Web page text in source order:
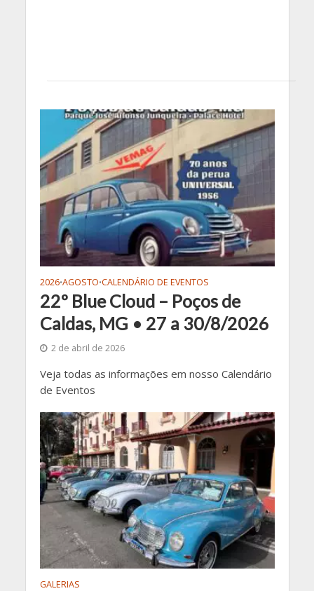
2026•AGOSTO•CALENDÁRIO DE EVENTOS
22º Blue Cloud – Poços de
Caldas, MG • 27 a 30/8/2026
2 de abril de 2026
Veja todas as informações em nosso Calendário
de Eventos
GALERIAS